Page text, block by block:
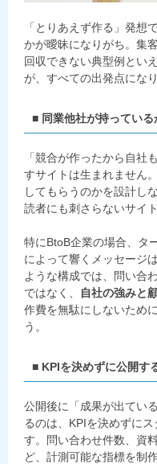
「とりあえず作る」発想
かが曖昧になりがち。集
回収できない典型例とい
が、すべての出発点になり
■ 同業他社が持ってい
「競合が作ったから自社
すサイトは生まれません
してもらうのかを設計し
読者にも刺さらないサイ
特にBtoB企業の場合、タ
によって響くメッセージ
ような構成では、問い合
ではなく、
自社の強みと
作費を無駄にしないため
う。
■ KPIを決めずに公開す
公開後に「成果が出てい
るのは、KPIを決めずに
す。問い合わせ件数、資
ど、計測可能な指標を制